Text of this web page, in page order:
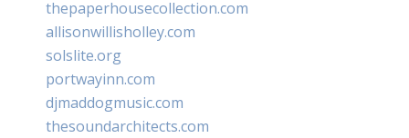
thepaperhousecollection.com
allisonwillisholley.com
solslite.org
portwayinn.com
djmaddogmusic.com
thesoundarchitects.com